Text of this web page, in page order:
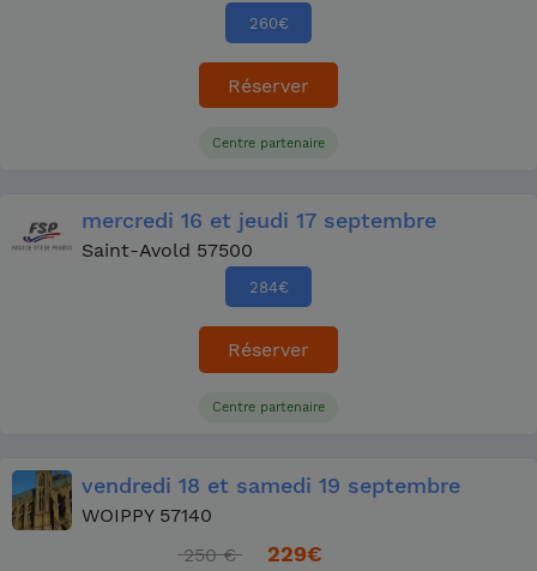
260€
Réserver
Centre partenaire
mercredi 16 et jeudi 17 septembre
Saint-Avold 57500
284€
Réserver
Centre partenaire
vendredi 18 et samedi 19 septembre
WOIPPY 57140
250 €
229€